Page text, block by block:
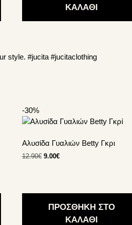
ΚΑΛΑΘΙ
style. #jucita #jucitaclothing
-30%
Αλυσίδα Γυαλιών Betty Γκρι
12.90€ Original
9.00€Η
9.00€.
ΠΡΟΣΘΗΚΗ ΣΤΟ
ΚΑΛΑΘΙ